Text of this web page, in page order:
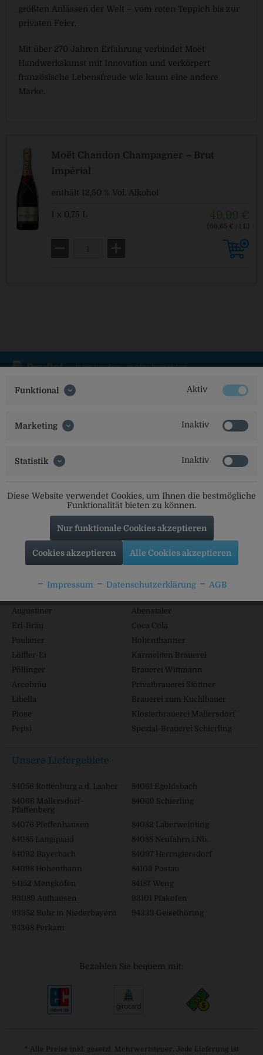
größten Anlässen der Welt – vom roten Teppich bis zur
privaten Feier.
Mit über 270 Jahren Erfahrung verbindet Moët
Handwerkskunst mit Innovation und verkörpert
französische Lebensfreude wie kaum eine andere
Marke.
Moët Chandon Champagner – Brut
Impérial
enthält 12,50 % Vol. Alkohol
1 x 0,75 L 49,99 €
(66,65 € / 1 L)
Folgt uns auf unseren Kanälen für alle Neuigkeiten:
Service Hotline
Shop Service
Augustiner
Abenstaler
Erl-Bräu
Coca Cola
Paulaner
Hohenthanner
Löffler-Ei
Karmeliten Brauerei
Pöllinger
Brauerei Wittmann
Arcobräu
Privatbrauerei Stöttner
Libella
Brauerei zum Kuchlbauer
Plose
Klosterbrauerei Mallersdorf
Pepsi
Spezial-Brauerei Schierling
Unsere Liefergebiete
84056 Rottenburg a.d. Laaber
84061 Egoldsbach
84066 Mallersdorf-
Pfaffenberg
84069 Schierling
84076 Pfeffenhausen
84082 Laberweinting
84085 Langquaid
84088 Neufahrn i.Nb.
84092 Bayerbach
84097 Herrngiersdorf
84098 Hohenthann
84103 Postau
84152 Mengkofen
84187 Weng
93089 Aufhausen
93101 Pfakofen
93352 Rohr in Niederbayern
94333 Geiselhöring
94368 Perkam
Bezahlen Sie bequem mit:
* Alle Preise inkl. gesetzl. Mehrwertsteuer. Jede Lieferung ist
Funktional Aktiv
Marketing Inaktiv
Statistik Inaktiv
Diese Website verwendet Cookies, um Ihnen die bestmögliche
Funktionalität bieten zu können.
Nur funktionale Cookies akzeptieren
Cookies akzeptieren Alle Cookies akzeptieren
Impressum Datenschutzerklärung AGB